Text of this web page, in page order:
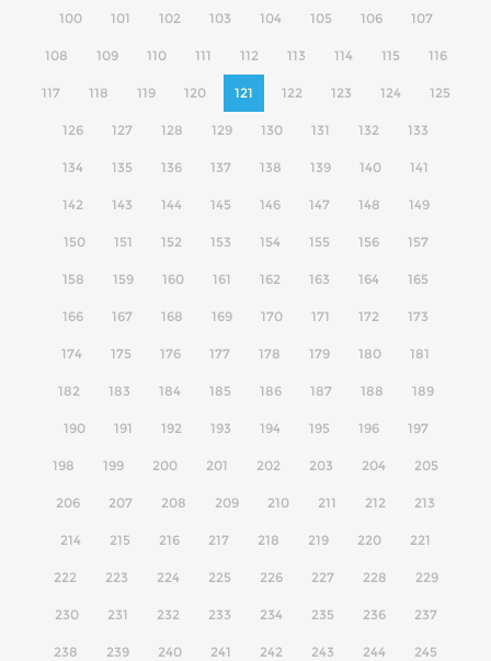
100 101 102 103 104 105 106 107
108 109 110 111 112 113 114 115 116
117 118 119 120 121 122 123 124 125
126 127 128 129 130 131 132 133
134 135 136 137 138 139 140 141
142 143 144 145 146 147 148 149
150 151 152 153 154 155 156 157
158 159 160 161 162 163 164 165
166 167 168 169 170 171 172 173
174 175 176 177 178 179 180 181
182 183 184 185 186 187 188 189
190 191 192 193 194 195 196 197
198 199 200 201 202 203 204 205
206 207 208 209 210 211 212 213
214 215 216 217 218 219 220 221
222 223 224 225 226 227 228 229
230 231 232 233 234 235 236 237
238 239 240 241 242 243 244 245